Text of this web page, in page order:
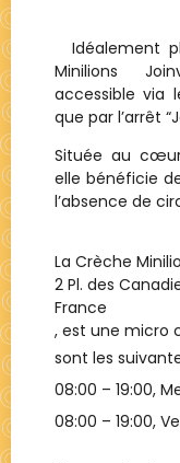
Idéalement
Minilions
accessible via
que par l’arrêt
Située au
elle bénéficie
l’absence de
La Crèche
2 Pl. des
France
, est une micro
sont les
08:00 – 19:00,
08:00 – 19:00,